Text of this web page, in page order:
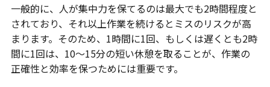
一般的に、人が集中力を保てるのは最大でも2時間程度と
されており、それ以上作業を続けるとミスのリスクが高
まります。そのため、1時間に1回、もしくは遅くとも2時
間に1回は、10〜15分の短い休憩を取ることが、作業の
正確性と効率を保つためには重要です。